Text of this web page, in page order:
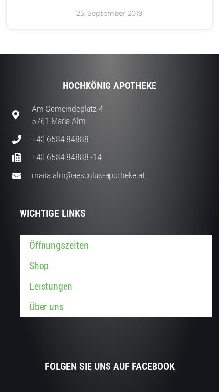
25. September 2019
HOCHKÖNIG APOTHEKE
Am Gemeindeplatz 4
5761 Maria Alm
+43 6584 84888
+43 6584 84888 -14
maria.alm@aesculus-apotheke.at
WICHTIGE LINKS
Öffnungszeiten
Shop
Leistungen
Über uns
FOLGEN SIE UNS AUF FACEBOOK